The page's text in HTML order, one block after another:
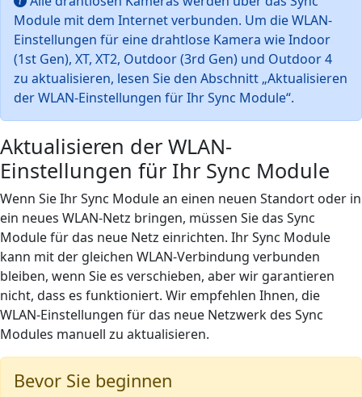
Module mit dem Internet verbunden. Um die WLAN-
Einstellungen für eine drahtlose Kamera wie Indoor
(1st Gen), XT, XT2, Outdoor (3rd Gen) und Outdoor 4
zu aktualisieren, lesen Sie den Abschnitt „Aktualisieren
der WLAN-Einstellungen für Ihr Sync Module“.
Aktualisieren der WLAN-
Einstellungen für Ihr Sync Module
Wenn Sie Ihr Sync Module an einen neuen Standort oder in
ein neues WLAN-Netz bringen, müssen Sie das Sync
Module für das neue Netz einrichten. Ihr Sync Module
kann mit der gleichen WLAN-Verbindung verbunden
bleiben, wenn Sie es verschieben, aber wir garantieren
nicht, dass es funktioniert. Wir empfehlen Ihnen, die
WLAN-Einstellungen für das neue Netzwerk des Sync
Modules manuell zu aktualisieren.
Bevor Sie beginnen